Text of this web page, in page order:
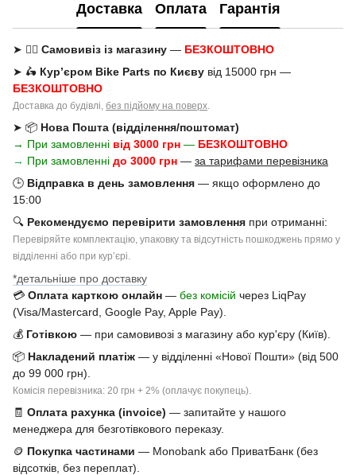
Доставка Оплата Гарантія
➤ 🚶‍♂️ Самовивіз із магазину — БЕЗКОШТОВНО
➤ 🛵 Кур’єром Bike Parts по Києву від 15000 грн —
БЕЗКОШТОВНО
Доставка до будівлі, без підйому на поверх
➤ 📦 Нова Пошта (відділення/поштомат)
→ При замовленні від 3000 грн — БЕЗКОШТОВНО
→ При замовленні до 3000 грн — за тарифами перевізника
🕒 Відправка в день замовлення — якщо оформлено до
15:00
🔍 Рекомендуємо перевірити замовлення при отриманні:
Перевіряйте комплектацію, упаковку та відсутність пошкоджень прямо у
відділенні або при курʼєрі.
*детальніше про доставку
💳 Оплата карткою онлайн — без комісій через LiqPay
(Visa/Mastercard, Google Pay, Apple Pay).
💰 Готівкою — при самовивозі з магазину або кур'єру (Київ).
📦 Накладений платіж — у відділенні «Нової Пошти» (від 500
до 99 000 грн).
Комісія перевізника: 20 грн + 2% (оплачує покупець).
🧾 Оплата рахунка (invoice) — запитайте у нашого
менеджера для безготівкового переказу.
🪙 Покупка частинами — Monobank або ПриватБанк (без
відсотків, без переплат).